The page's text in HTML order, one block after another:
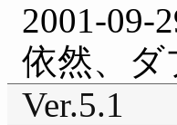
2001-09-
依然、ダ
Ver.5.1